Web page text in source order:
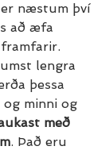
næstum því
að æfa
lengra
þessa
minni og
með
. Það eru